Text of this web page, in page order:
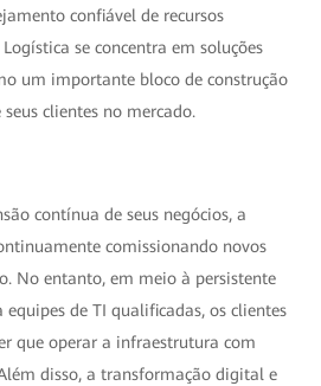
confiável de recursos
se concentra em soluções
um importante bloco de construção
clientes no mercado.
contínua de seus negócios, a
comissionando novos
No entanto, em meio à persistente
equipes de TI qualificadas, os clientes
que operar a infraestrutura com
disso, a transformação digital e